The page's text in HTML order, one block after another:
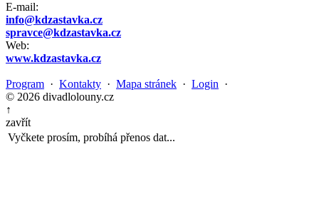
E-mail:
info@kdzastavka.cz
spravce@kdzastavka.cz
Web:
www.kdzastavka.cz
Program · Kontakty · Mapa stránek · Login ·
© 2026 divadlolouny.cz
↑
zavřít
Vyčkete prosím, probíhá přenos dat...